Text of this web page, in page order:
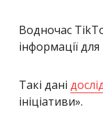
Водночас
інформації для
Такі дані
ініціативи».